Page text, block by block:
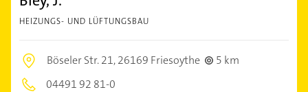
HEIZUNGS- UND LÜFTUNGSBAU
Böseler Str. 21,26169 Friesoythe
5 km
04491 92 81-0